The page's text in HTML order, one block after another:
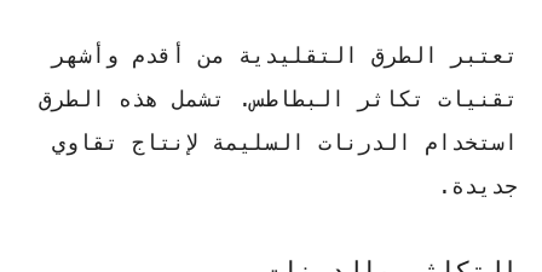
تعتبر الطرق التقليدية من أقدم وأشهر
تقنيات تكاثر البطاطس. تشمل هذه الطرق
استخدام الدرنات السليمة لإنتاج تقاوي
جديدة.